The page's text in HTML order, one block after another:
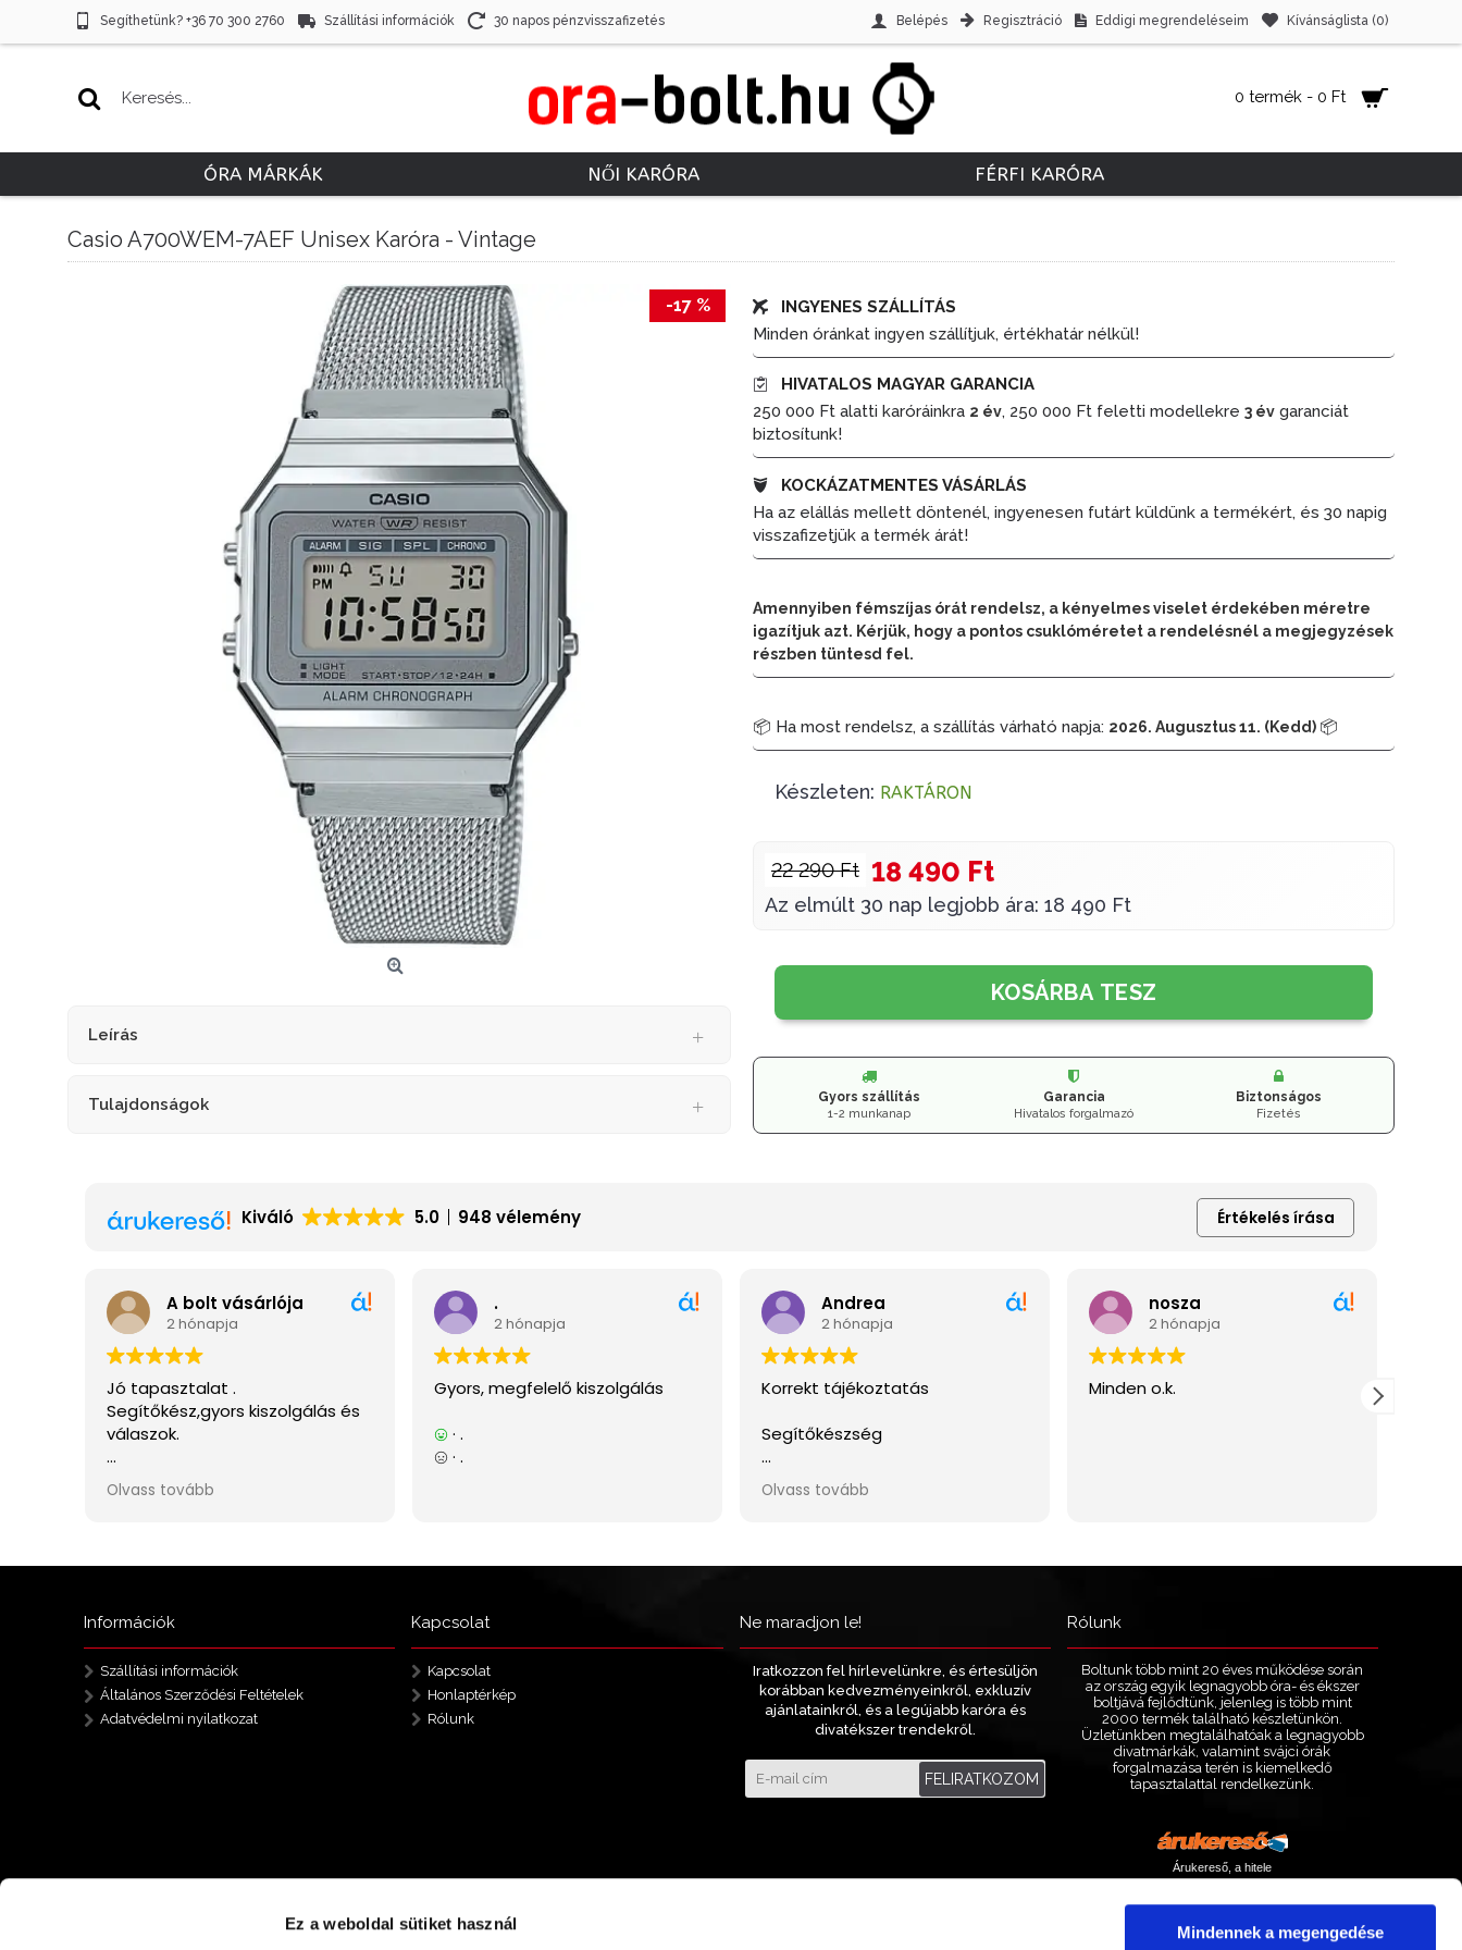
Ez a weboldal sütiket használ
Mindennek a megengedése
Segíthetünk? +36 70 300 2760 Szállítási információk 30 napos pénzvisszafizetés Belépés Regisztráció Eddigi megrendeléseim Kívánságlista (0)
0 termék - 0 Ft
ÓRA MÁRKÁK NŐI KARÓRA FÉRFI KARÓRA
Casio A700WEM-7AEF Unisex Karóra - Vintage
-17 %
Leírás
Tulajdonságok
INGYENES SZÁLLÍTÁS
Minden óránkat ingyen szállítjuk, értékhatár nélkül!
HIVATALOS MAGYAR GARANCIA
250 000 Ft alatti karóráinkra 2 év, 250 000 Ft feletti modellekre 3 év garanciát
biztosítunk!
KOCKÁZATMENTES VÁSÁRLÁS
Ha az elállás mellett döntenél, ingyenesen futárt küldünk a termékért, és 30 napig
visszafizetjük a termék árát!
Amennyiben fémszíjas órát rendelsz, a kényelmes viselet érdekében méretre
igazítjuk azt. Kérjük, hogy a pontos csuklóméretet a rendelésnél a megjegyzések
részben tüntesd fel.
📦 Ha most rendelsz, a szállítás várható napja: 2026. Augusztus 11. (Kedd) 📦
Készleten: RAKTÁRON
22 290 Ft 18 490 Ft
Az elmúlt 30 nap legjobb ára: 18 490 Ft
KOSÁRBA TESZ
Gyors szállítás
1-2 munkanap
Garancia
Hivatalos forgalmazó
Biztonságos
Fizetés
Információk
Szállítási információk
Általános Szerződési Feltételek
Adatvédelmi nyilatkozat
Kapcsolat
Kapcsolat
Honlaptérkép
Rólunk
Ne maradjon le!
Iratkozzon fel hírlevelünkre, és értesüljön
korábban kedvezményeinkről, exkluzív
ajánlatainkról, és a legújabb karóra és
divatékszer trendekről.
FELIRATKOZOM
Rólunk
Boltunk több mint 20 éves működése során
az ország egyik legnagyobb óra- és ékszer
boltjává fejlődtünk, jelenleg is több mint
2000 termék található készletünkön.
Üzletünkben megtalálhatóak a legnagyobb
divatmárkák, valamint svájci órák
forgalmazása terén is kiemelkedő
tapasztalattal rendelkezünk.
Árukereső, a hitele